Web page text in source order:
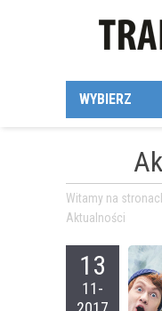
WYBIERZ
Witamy na
Aktualności
13
11-